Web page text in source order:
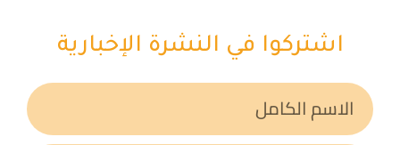
اشتركوا في النشرة الإخبارية